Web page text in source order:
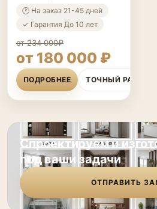
🕐 На заказ 21-45 дней
✓ Гарантия До 10 лет
от 234 000₽
от 180 000 ₽
ПОДРОБНЕЕ ТОЧНЫЙ РАСЧЁТ
Спроектируем и
под ваши задачи
ОТПРАВИТЬ